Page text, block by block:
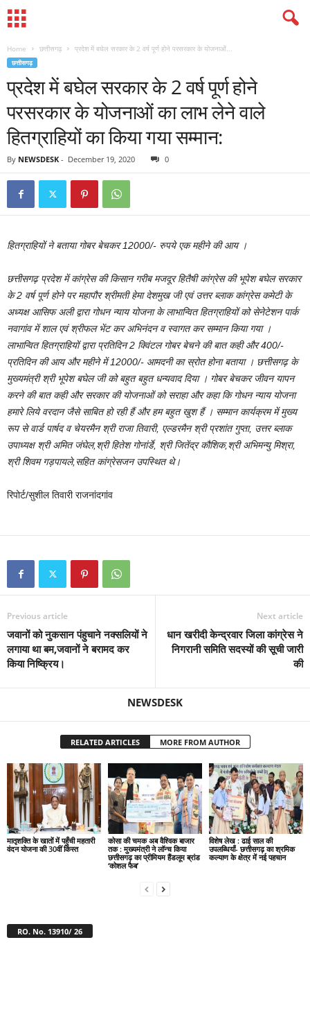
Home छत्तीसगढ़ प्रदेश में बघेल सरकार के 2 वर्ष पूर्ण होने परसरकार के योजनाओं...
छत्तीसगढ़
प्रदेश में बघेल सरकार के 2 वर्ष पूर्ण होने
परसरकार के योजनाओं का लाभ लेने वाले
हितग्राहियों का किया गया सम्मान:
By NEWSDESK - December 19, 2020 0
हितग्राहियों ने बताया गोबर बेचकर 12000/- रुपये एक महीने की आय ।
छत्तीसगढ़ प्रदेश में कांग्रेस की किसान गरीब मजदूर हितैषी कांग्रेस की भूपेश बघेल सरकार
के 2 वर्ष पूर्ण होने पर महापौर श्रीमती हेमा देशमुख जी एवं उत्तर ब्लाक कांग्रेस कमेटी के
अध्यक्ष आसिफ अली द्वारा गोधन न्याय योजना के लाभान्वित हितग्राहियों को सेनेटेशन पार्क
नवागांव में शाल एवं श्रीफल भेंट कर अभिनंदन व स्वागत कर सम्मान किया गया ।
लाभान्वित हितग्राहियों द्वारा प्रतिदिन 2 क्विंटल गोबर बेचने की बात कही और 400/-
प्रतिदिन की आय और महीने में 12000/- आमदनी का स्रोत होना बताया । छत्तीसगढ़ के
मुख्यमंत्री श्री भूपेश बघेल जी को बहुत बहुत धन्यवाद दिया । गोबर बेचकर जीवन यापन
करने की बात कही और सरकार की योजनाओं को सराहा और कहा कि गोधन न्याय योजना
हमारे लिये वरदान जैसे साबित हो रही हैं और हम बहुत खुश हैं । सम्मान कार्यक्रम में मुख्य
रूप से वार्ड पार्षद व चेयरमैन श्री राजा तिवारी, एल्डरमैन श्री प्रशांत गुप्ता, उत्तर ब्लाक
उपाध्यक्ष श्री अमित जंघेल,श्री हितेश गोनांर्डे, श्री जितेंद्र कौशिक,श्री अभिमन्यु मिश्रा,
श्री शिवम गड़पायले,सहित कांग्रेसजन उपस्थित थे।
रिपोर्ट/सुशील तिवारी राजनांदगांव
Previous article
जवानों को नुकसान पंहुचाने नक्सलियों ने
लगाया था बम,जवानों ने बरामद कर
किया निष्क्रिय।
Next article
धान खरीदी केन्द्रवार जिला कांग्रेस ने
निगरानी समिति सदस्यों की सूची जारी
की
NEWSDESK
RELATED ARTICLES MORE FROM AUTHOR
मातृशक्ति के खातों में पहुँची महतारी
वंदन योजना की 30वीं किस्त
कोसा की चमक अब वैश्विक बाजार
तक : मुख्यमंत्री ने लॉन्च किया
छत्तीसगढ़ का प्रीमियम हैंडलूम ब्रांड
‘कोशल फैब’
विशेष लेख : ढाई साल की
उपलब्धियाँ- छत्तीसगढ़ का श्रमिक
कल्याण के क्षेत्र में नई पहचान
RO. No. 13910/ 26